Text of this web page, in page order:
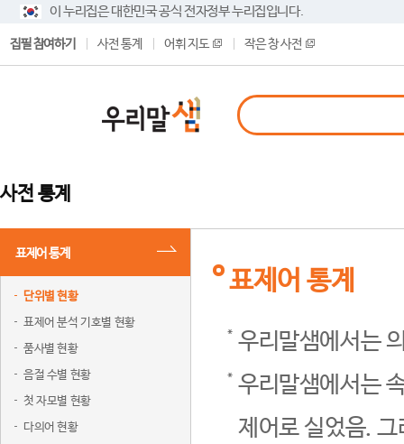
이 누리집은 대한민국 공식 전자정부 누리집입니다.
집필 참여하기 사전 통계 어휘 지도 작은 창 사전
사전 통계
표제어 통계
단위별 현황
표제어 분석 기호별 현황
품사별 현황
음절 수별 현황
첫 자모별 현황
다의어 현황
표제어 통계
우리말샘에서는
우리말샘에서는
제어로 실었음.